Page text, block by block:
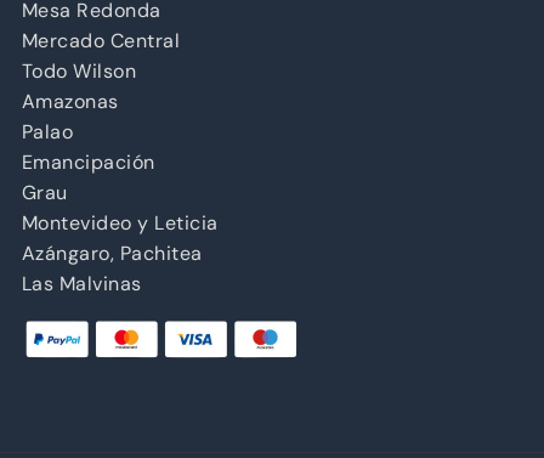
Mesa Redonda
Mercado Central
Todo Wilson
Amazonas
Palao
Emancipación
Grau
Montevideo y Leticia
Azángaro, Pachitea
Las Malvinas